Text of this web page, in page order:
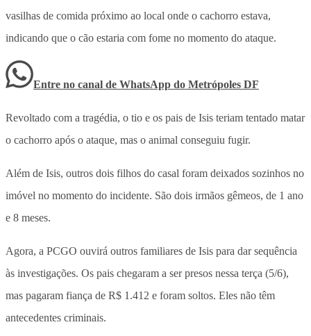
vasilhas de comida próximo ao local onde o cachorro estava,
indicando que o cão estaria com fome no momento do ataque.
Entre no canal de WhatsApp do Metrópoles DF
Revoltado com a tragédia, o tio e os pais de Isis teriam tentado matar
o cachorro após o ataque, mas o animal conseguiu fugir.
Além de Isis, outros dois filhos do casal foram deixados sozinhos no
imóvel no momento do incidente. São dois irmãos gêmeos, de 1 ano
e 8 meses.
Agora, a PCGO ouvirá outros familiares de Isis para dar sequência
às investigações. Os pais chegaram a ser presos nessa terça (5/6),
mas pagaram fiança de R$ 1.412 e foram soltos. Eles não têm
antecedentes criminais.